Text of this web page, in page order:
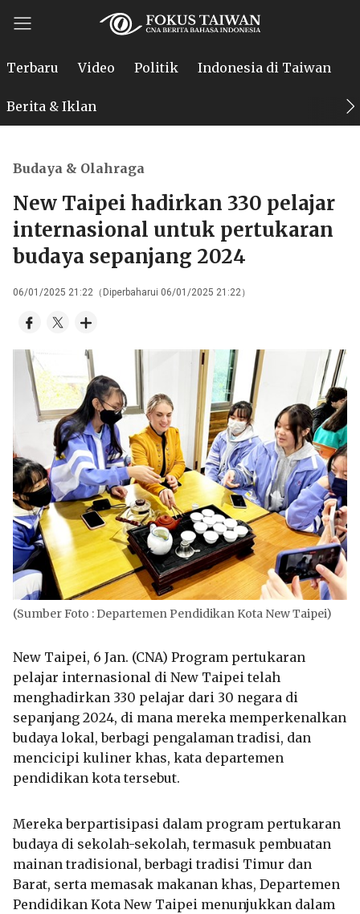
Terbaru Video Politik Indonesia di Taiwan
Berita & Iklan
Budaya & Olahraga
New Taipei hadirkan 330 pelajar
internasional untuk pertukaran
budaya sepanjang 2024
06/01/2025 21:22（Diperbaharui 06/01/2025 21:22）
(Sumber Foto : Departemen Pendidikan Kota New Taipei)
New Taipei, 6 Jan. (CNA) Program pertukaran
pelajar internasional di New Taipei telah
menghadirkan 330 pelajar dari 30 negara di
sepanjang 2024, di mana mereka memperkenalkan
budaya lokal, berbagi pengalaman tradisi, dan
mencicipi kuliner khas, kata departemen
pendidikan kota tersebut.
Mereka berpartisipasi dalam program pertukaran
budaya di sekolah-sekolah, termasuk pembuatan
mainan tradisional, berbagi tradisi Timur dan
Barat, serta memasak makanan khas, Departemen
Pendidikan Kota New Taipei menunjukkan dalam